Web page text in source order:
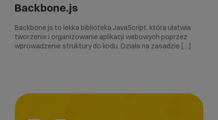
Backbone.js
Backbone.js to lekka biblioteka JavaScript, która ułatwia
tworzenie i organizowanie aplikacji webowych poprzez
wprowadzenie struktury do kodu. Działa na zasadzie […]